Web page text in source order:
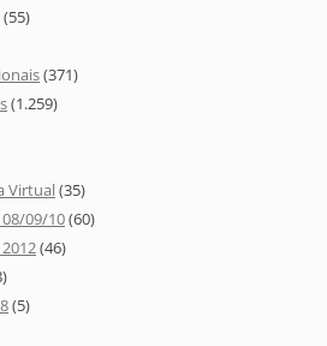
(55)
(371)
(1.259)
Virtual(35)
09/10(60)
(46)
(5)